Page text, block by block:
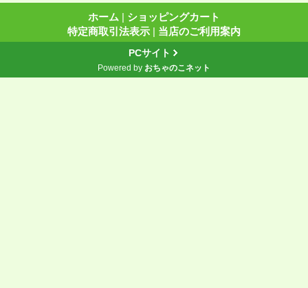
ホーム | ショッピングカート
特定商取引法表示 | 当店のご利用案内
PCサイト
Powered by おちゃのこネット